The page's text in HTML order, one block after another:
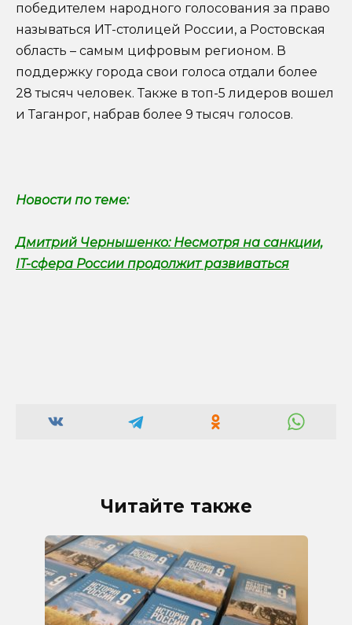
победителем народного голосования за право
называться ИТ-столицей России, а Ростовская
область – самым цифровым регионом. В
поддержку города свои голоса отдали более
28 тысяч человек. Также в топ-5 лидеров вошел
и Таганрог, набрав более 9 тысяч голосов.
Новости по теме:
Дмитрий Чернышенко: Несмотря на санкции,
IT-сфера России продолжит развиваться
Читайте также